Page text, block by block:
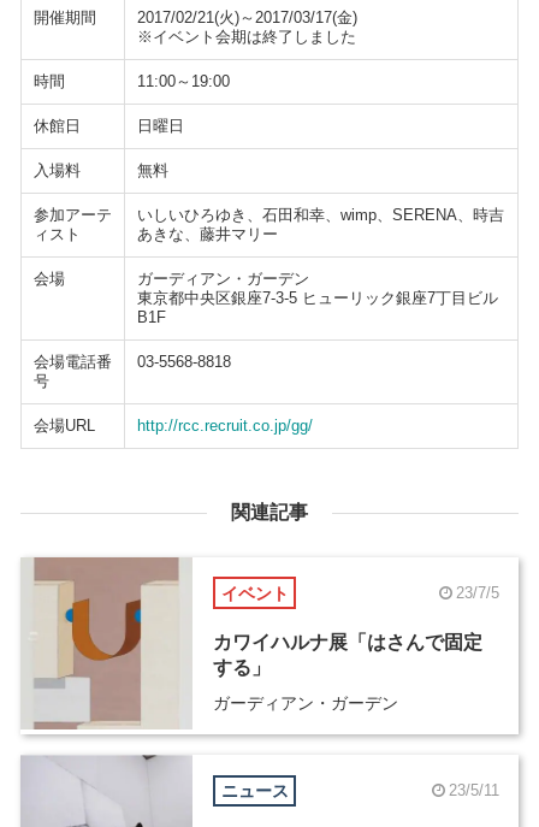
開催期間
2017/02/21(火)～2017/03/17(金)
※イベント会期は終了しました
時間 11:00～19:00
休館日 日曜日
入場料 無料
参加アーテ
ィスト
いしいひろゆき、石田和幸、wimp、SERENA、時吉
あきな、藤井マリー
会場
ガーディアン・ガーデン
東京都中央区銀座7-3-5 ヒューリック銀座7丁目ビル
B1F
会場電話番
号
03-5568-8818
会場URL http://rcc.recruit.co.jp/gg/
関連記事
イベント 23/7/5
カワイハルナ展「はさんで固定
する」
ガーディアン・ガーデン
ニュース 23/5/11